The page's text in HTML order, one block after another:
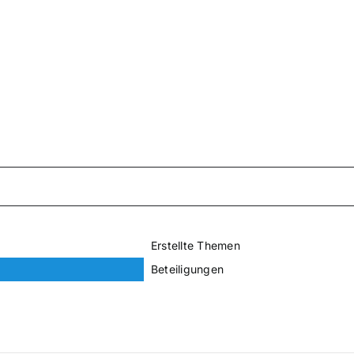
Erstellte Themen
Beteiligungen